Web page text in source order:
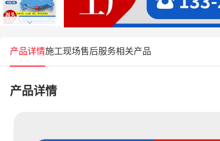
产品详情施工现场售后服务相关产品
产品详情